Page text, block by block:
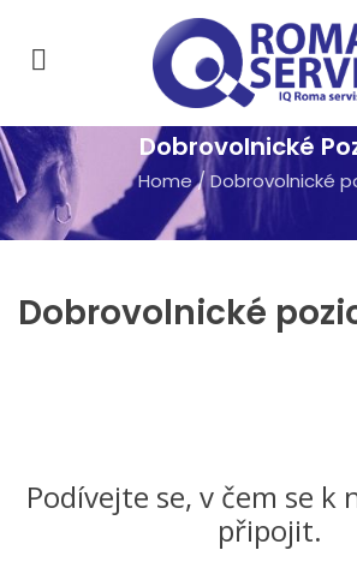
Dobrovolnické
Home/Dobrovolnické
Dobrovolnické
Podívejte se, v čem se k
připojit.